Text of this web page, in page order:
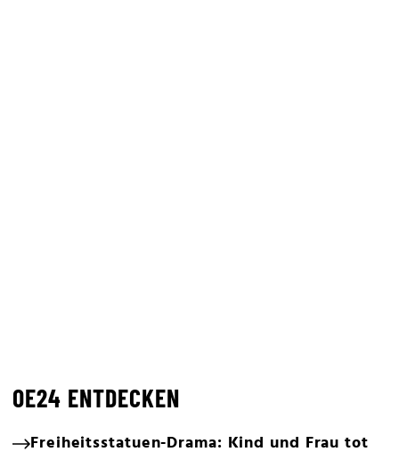
OE24 ENTDECKEN
Freiheitsstatuen-Drama: Kind und Frau tot